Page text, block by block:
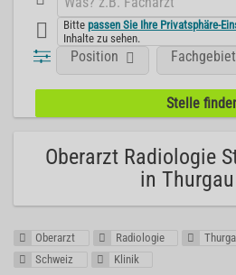
Bittepassen Sie Ihre Privatsphäre-
Inhalte zu sehen.
Position Fachgebiet
Oberarzt Radiologie
in
Oberarzt Radiologie
Schweiz
Klinik